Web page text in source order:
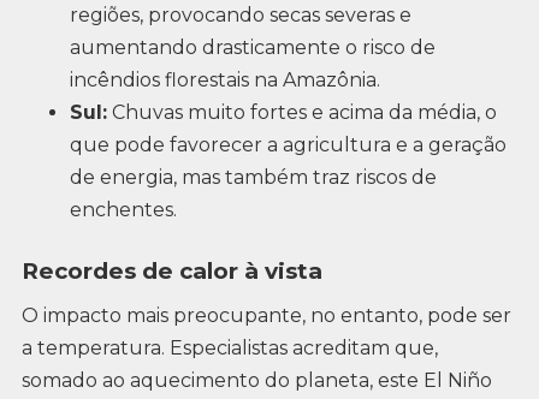
regiões, provocando secas severas e
aumentando drasticamente o risco de
incêndios florestais na Amazônia.
Sul:Chuvas muito fortes e acima da média, o
que pode favorecer a agricultura e a geração
de energia, mas também traz riscos de
enchentes.
Recordes de calor à vista
O impacto mais preocupante, no entanto, pode ser
a temperatura. Especialistas acreditam que,
somado ao aquecimento do planeta, este El Niño